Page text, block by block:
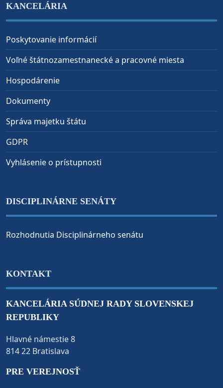
KANCELÁRIA
Poskytovanie informácií
Voľné štátnozamestnanecké a pracovné miesta
Hospodárenie
Dokumenty
Správa majetku štátu
GDPR
Vyhlásenie o prístupnosti
DISCIPLINÁRNE SENÁTY
Rozhodnutia Disciplinárneho senátu
KONTAKT
KANCELÁRIA SÚDNEJ RADY SLOVENSKEJ
REPUBLIKY
Hlavné námestie 8
814 22 Bratislava
PRE VEREJNOSŤ